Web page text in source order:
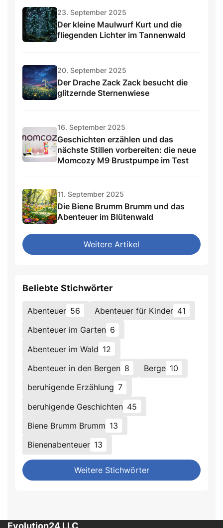
23. September 2025
Der kleine Maulwurf Kurt und die
fliegenden Lichter im Tannenwald
20. September 2025
Der Drache Zack Zack besucht die
glitzernde Sternenwiese
16. September 2025
Geschichten erzählen und das
nächste Stillen vorbereiten: die neue
Momcozy M9 Brustpumpe im Test
11. September 2025
Die Biene Brumm Brumm und das
Abenteuer im Blütenwald
Weitere Artikel
Beliebte Stichwörter
Abenteuer 56 Abenteuer für Kinder 41
Abenteuer im Garten 6
Abenteuer im Wald 12
Abenteuer in den Bergen 8 Berge 10
beruhigende Erzählung 7
beruhigende Geschichten 45
Biene Brumm Brumm 13
Bienenabenteuer 13
Weitere Stichwörter
Evolution24 LLC